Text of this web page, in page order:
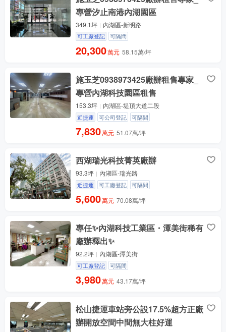
專營汐止南港內湖園區
349.1坪 內湖區-新明路
可工廠登記 可隔間
20,300萬元 58.15萬/坪
施玉芝0938973425廠辦租售專家_
專營內湖科技園區租售
153.3坪 內湖區-堤頂大道二段
近捷運 可公司登記 可隔間
7,830萬元 51.07萬/坪
西湖瑞光科技菁英廠辦
93.3坪 內湖區-瑞光路
近捷運 可工廠登記 可隔間
5,600萬元 70.08萬/坪
專任✨內湖科技工業區・潭美街稀有
廠辦釋出✨
92.2坪 內湖區-潭美街
可工廠登記 可隔間
3,980萬元 43.17萬/坪
松山捷運車站旁公設17.5%超方正廠
辦開放空間中間無大柱好運